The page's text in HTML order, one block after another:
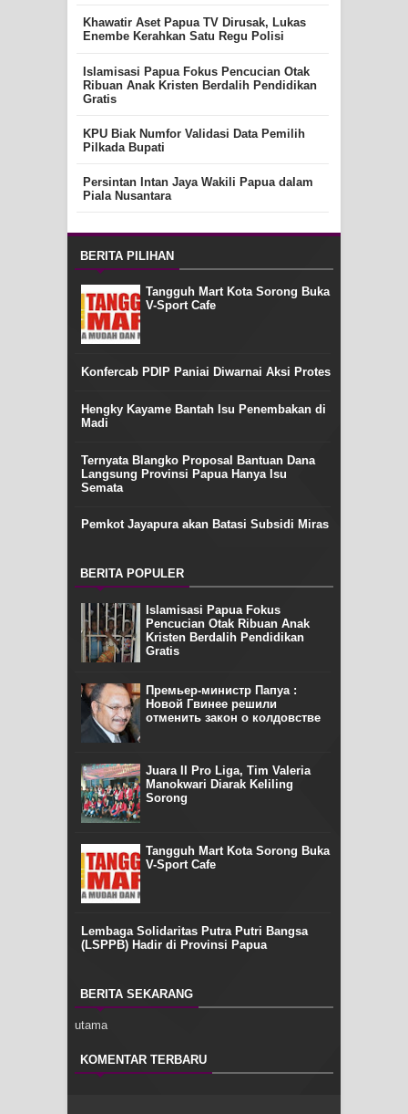
Khawatir Aset Papua TV Dirusak, Lukas
Enembe Kerahkan Satu Regu Polisi
Islamisasi Papua Fokus Pencucian Otak
Ribuan Anak Kristen Berdalih Pendidikan
Gratis
KPU Biak Numfor Validasi Data Pemilih
Pilkada Bupati
Persintan Intan Jaya Wakili Papua dalam
Piala Nusantara
BERITA PILIHAN
Tangguh Mart Kota Sorong Buka
V-Sport Cafe
Konfercab PDIP Paniai Diwarnai Aksi Protes
Hengky Kayame Bantah Isu Penembakan di
Madi
Ternyata Blangko Proposal Bantuan Dana
Langsung Provinsi Papua Hanya Isu
Semata
Pemkot Jayapura akan Batasi Subsidi Miras
BERITA POPULER
Islamisasi Papua Fokus
Pencucian Otak Ribuan Anak
Kristen Berdalih Pendidikan
Gratis
Премьер-министр Папуа :
Новой Гвинее решили
отменить закон о колдовстве
Juara II Pro Liga, Tim Valeria
Manokwari Diarak Keliling
Sorong
Tangguh Mart Kota Sorong Buka
V-Sport Cafe
Lembaga Solidaritas Putra Putri Bangsa
(LSPPB) Hadir di Provinsi Papua
BERITA SEKARANG
utama
KOMENTAR TERBARU